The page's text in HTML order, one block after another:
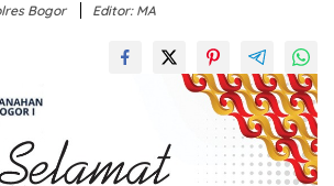
Bogor Editor: MA